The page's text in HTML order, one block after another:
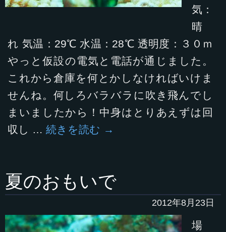
気：
晴
れ 気温：29℃ 水温：28℃ 透明度：３０ｍ
やっと仮設の電気と電話が通じました。
これから倉庫を何とかしなければいけま
せんね。何しろバラバラに吹き飛んでし
まいましたから！中身はとりあえずは回
収し … 続きを読む →
夏のおもいで
2012年8月23日
場